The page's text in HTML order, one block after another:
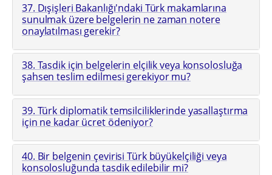
37. Dışişleri Bakanlığı'ndaki Türk makamlarına
sunulmak üzere belgelerin ne zaman notere
onaylatılması gerekir?
38. Tasdik için belgelerin elçilik veya konsolosluğa
şahsen teslim edilmesi gerekiyor mu?
39. Türk diplomatik temsilciliklerinde yasallaştırma
için ne kadar ücret ödeniyor?
40. Bir belgenin çevirisi Türk büyükelçiliği veya
konsolosluğunda tasdik edilebilir mi?